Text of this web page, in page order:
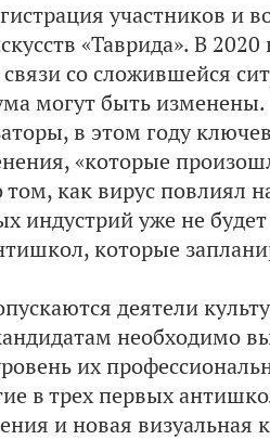
участников
«Таврида». В
со сложившейся
могут быть изменены.
в этом году
«которые
как вирус повлиял
индустрий уже не
которые
деятели
необходимо
их
в трех первых
и новая визуальная